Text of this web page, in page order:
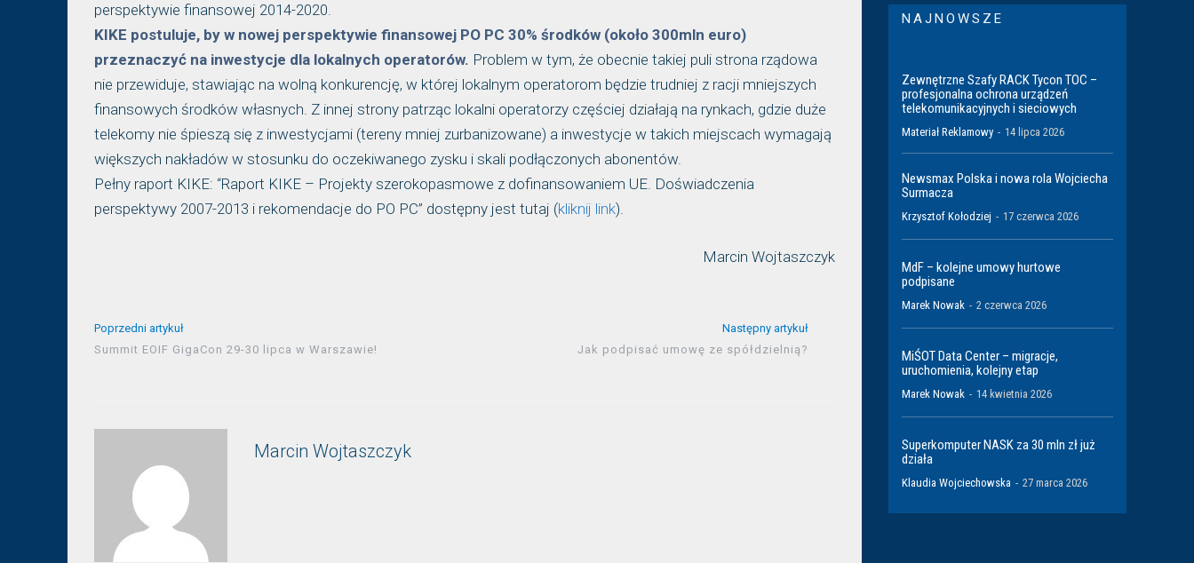
perspektywie finansowej 2014-2020.
KIKE postuluje, by w nowej perspektywie finansowej PO PC 30% środków (około 300mln euro)
przeznaczyć na inwestycje dla lokalnych operatorów. Problem w tym, że obecnie takiej puli strona rządowa
nie przewiduje, stawiając na wolną konkurencję, w której lokalnym operatorom będzie trudniej z racji mniejszych
finansowych środków własnych. Z innej strony patrząc lokalni operatorzy częściej działają na rynkach, gdzie duże
telekomy nie śpieszą się z inwestycjami (tereny mniej zurbanizowane) a inwestycje w takich miejscach wymagają
większych nakładów w stosunku do oczekiwanego zysku i skali podłączonych abonentów.
Pełny raport KIKE: “Raport KIKE – Projekty szerokopasmowe z dofinansowaniem UE. Doświadczenia
perspektywy 2007-2013 i rekomendacje do PO PC” dostępny jest tutaj (kliknij link).
Marcin Wojtaszczyk
Poprzedni artykuł
Summit EOIF GigaCon 29-30 lipca w Warszawie!
Następny artykuł
Jak podpisać umowę ze spółdzielnią?
Marcin Wojtaszczyk
NAJNOWSZE
Zewnętrzne Szafy RACK Tycon TOC –
profesjonalna ochrona urządzeń
telekomunikacyjnych i sieciowych
Materiał Reklamowy - 14 lipca 2026
Newsmax Polska i nowa rola Wojciecha
Surmacza
Krzysztof Kołodziej - 17 czerwca 2026
MdF – kolejne umowy hurtowe
podpisane
Marek Nowak - 2 czerwca 2026
MiŚOT Data Center – migracje,
uruchomienia, kolejny etap
Marek Nowak - 14 kwietnia 2026
Superkomputer NASK za 30 mln zł już
działa
Klaudia Wojciechowska - 27 marca 2026